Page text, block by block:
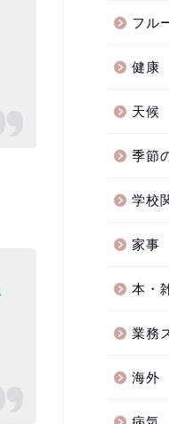
フル
健康
天候
季節
学校
家事
本・
業務
海外